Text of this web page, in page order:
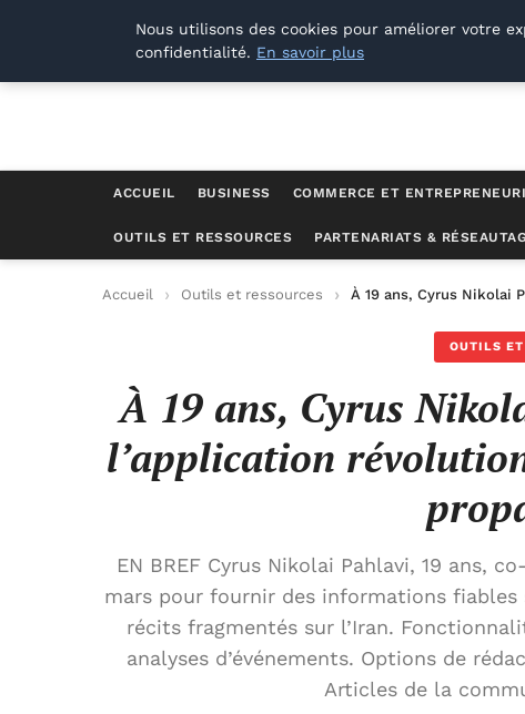
Lyon Photos
ACCUEIL BUSINESS COMMERCE ET
OUTILS ET RESSOURCES PARTENARIATS &
Accueil Outils et ressources À 19 ans, Cyrus Nikolai
OUTILS ET
À 19 ans, Cyrus
l’application
EN BREF Cyrus Nikolai Pahlavi, 19 ans,
mars pour fournir des informations fiables
récits fragmentés sur l’Iran.
analyses d’événements. Options de
Articles de la
Nous utilisons des cookies pour améliorer votre
confidentialité. En savoir plus